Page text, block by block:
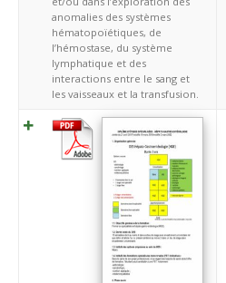
anomalies des systèmes
hématopoïétiques, de
l’hémostase, du système
lymphatique et des
interactions entre le sang et
les vaisseaux et la transfusion.